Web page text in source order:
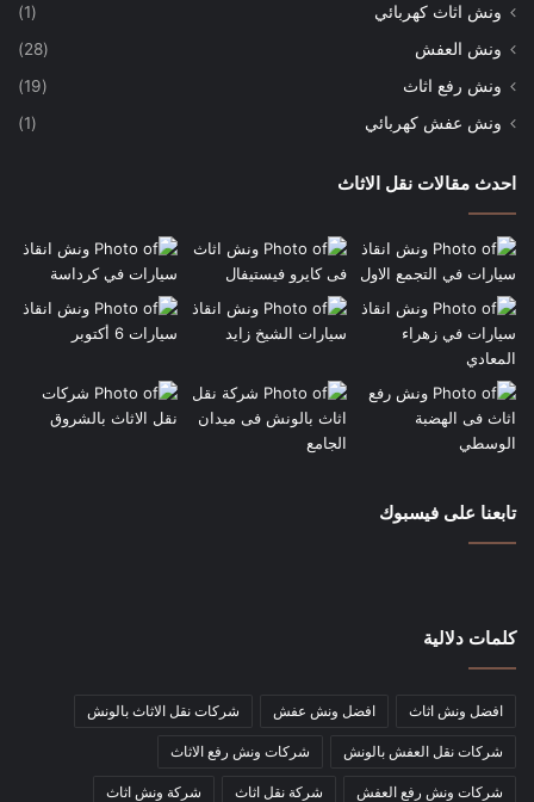
ونش اثاث كهربائي
(1)
ونش العفش
(28)
ونش رفع اثاث
(19)
ونش عفش كهربائي
(1)
احدث مقالات نقل الاثاث
تابعنا على فيسبوك
كلمات دلالية
افضل ونش اثاث افضل ونش عفش شركات نقل الاثاث بالونش
شركات نقل العفش بالونش شركات ونش رفع الاثاث
شركات ونش رفع العفش شركة نقل اثاث شركة ونش اثاث